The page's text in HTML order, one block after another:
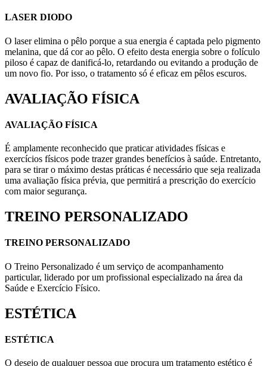
LASER DIODO
O laser elimina o pêlo porque a sua energia é captada pelo pigmento
melanina, que dá cor ao pêlo. O efeito desta energia sobre o folículo
piloso é capaz de danificá-lo, retardando ou evitando a produção de
um novo fio. Por isso, o tratamento só é eficaz em pêlos escuros.
AVALIAÇÃO FÍSICA
AVALIAÇÃO FÍSICA
É amplamente reconhecido que praticar atividades físicas e
exercícios físicos pode trazer grandes benefícios à saúde. Entretanto,
para se tirar o máximo destas práticas é necessário que seja realizada
uma avaliação física prévia, que permitirá a prescrição do exercício
com maior segurança.
TREINO PERSONALIZADO
TREINO PERSONALIZADO
O Treino Personalizado é um serviço de acompanhamento
particular, liderado por um profissional especializado na área da
Saúde e Exercício Físico.
ESTÉTICA
ESTÉTICA
O desejo de qualquer pessoa que procura um tratamento estético é